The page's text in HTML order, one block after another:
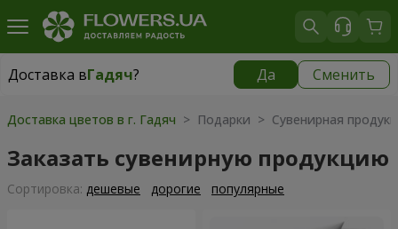
Доставка вГадяч? Да Сменить
Доставка вГадяч|
Доставка цветов в г. Гадяч > Подарки > Сувенирная
Заказать сувенирную продукцию
Cортировка: дешевые дорогие популярные